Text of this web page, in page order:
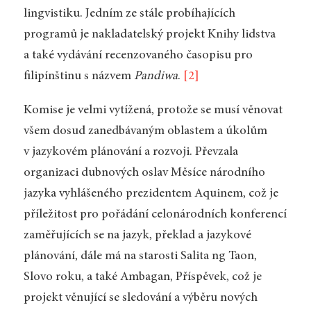
lingvistiku. Jedním ze stále probíhajících
programů je nakladatelský projekt Knihy lidstva
a také vydávání recenzovaného časopisu pro
filipínštinu s názvem Pandiwa. [2]
Komise je velmi vytížená, protože se musí věnovat
všem dosud zanedbávaným oblastem a úkolům
v jazykovém plánování a rozvoji. Převzala
organizaci dubnových oslav Měsíce národního
jazyka vyhlášeného prezidentem Aquinem, což je
příležitost pro pořádání celonárodních konferencí
zaměřujících se na jazyk, překlad a jazykové
plánování, dále má na starosti Salita ng Taon,
Slovo roku, a také Ambagan, Příspěvek, což je
projekt věnující se sledování a výběru nových